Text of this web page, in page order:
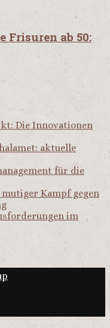
ab 50:
Die Innovationen
aktuelle
für die
Kampf gegen
im